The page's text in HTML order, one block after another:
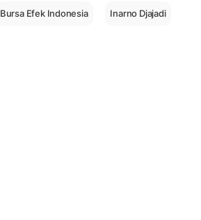
Bursa Efek Indonesia Inarno Djajadi